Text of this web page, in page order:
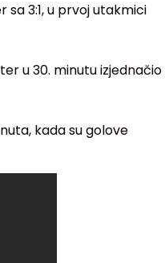
3:1, u prvoj utakmici
u 30. minutu izjednačio
kada su golove